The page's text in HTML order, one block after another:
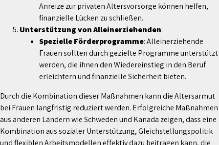
Anreize zur privaten Altersvorsorge können helfen,
finanzielle Lücken zu schließen.
Unterstützung von Alleinerziehenden:
Spezielle Förderprogramme: Alleinerziehende
Frauen sollten durch gezielte Programme unterstützt
werden, die ihnen den Wiedereinstieg in den Beruf
erleichtern und finanzielle Sicherheit bieten.
Durch die Kombination dieser Maßnahmen kann die Altersarmut
bei Frauen langfristig reduziert werden. Erfolgreiche Maßnahmen
aus anderen Ländern wie Schweden und Kanada zeigen, dass eine
Kombination aus sozialer Unterstützung, Gleichstellungspolitik
und flexiblen Arbeitsmodellen effektiv dazu beitragen kann, die